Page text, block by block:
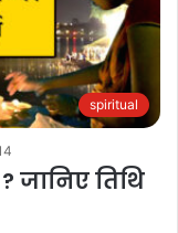
spiritual
जानिए तिथि